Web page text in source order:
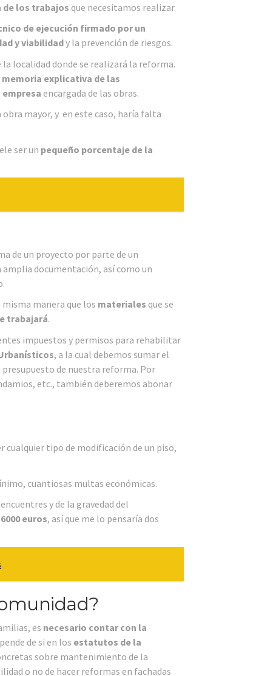
de los trabajos que necesitamos realizar.
de ejecución firmado por un
y viabilidady la prevención de riesgos.
localidad donde se realizará la reforma.
memoria explicativa de las
encargada de las obras.
mayor, y en este caso, haría falta
ser un pequeño porcentaje de la
de un proyecto por parte de un
documentación, así como un
manera que los materiales que se
trabajará.
impuestos y permisos para rehabilitar
, a la cual debemos sumar el
presupuesto de nuestra reforma. Por
etc., también deberemos abonar
cualquier tipo de modificación de un piso,
cuantiosas multas económicas.
y de la gravedad del
euros, así que me lo pensaría dos
es necesario contar con la
de si en los estatutos de la
sobre mantenimiento de la
o no de hacer reformas en fachadas